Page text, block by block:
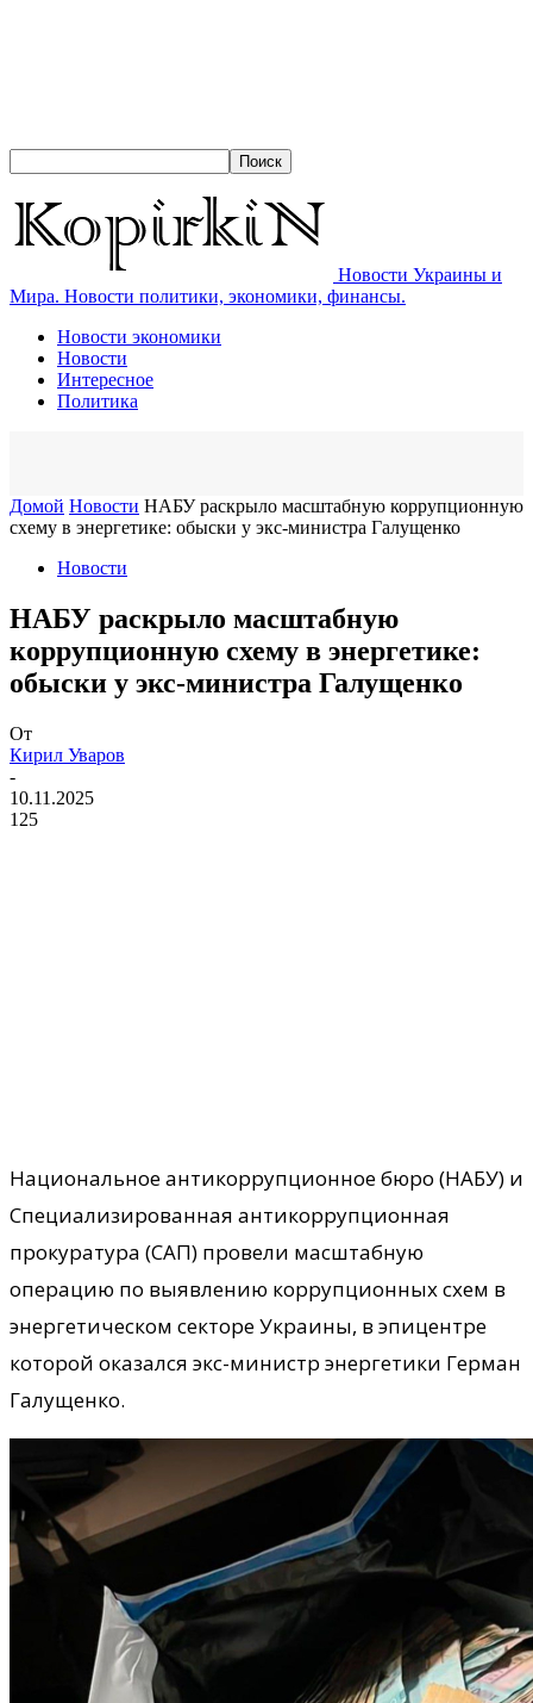
Новости Украины и
Мира. Новости политики, экономики, финансы.
Новости экономики
Новости
Интересное
Политика
Домой Новости НАБУ раскрыло масштабную коррупционную
схему в энергетике: обыски у экс-министра Галущенко
Новости
НАБУ раскрыло масштабную
коррупционную схему в энергетике:
обыски у экс-министра Галущенко
От
Кирил Уваров
-
10.11.2025
125
Национальное антикоррупционное бюро (НАБУ) и
Специализированная антикоррупционная
прокуратура (САП) провели масштабную
операцию по выявлению коррупционных схем в
энергетическом секторе Украины, в эпицентре
которой оказался экс-министр энергетики Герман
Галущенко.